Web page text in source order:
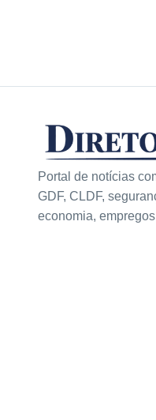
Portal de notícias
GDF, CLDF,
economia,